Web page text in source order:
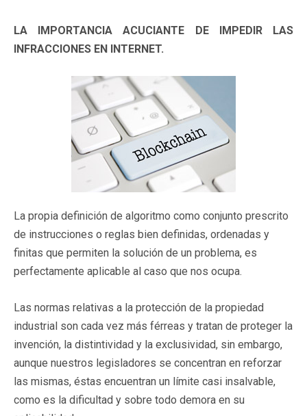
LA IMPORTANCIA ACUCIANTE DE IMPEDIR LAS
INFRACCIONES EN INTERNET.
La propia definición de algoritmo como conjunto prescrito
de instrucciones o reglas bien definidas, ordenadas y
finitas que permiten la solución de un problema, es
perfectamente aplicable al caso que nos ocupa.
Las normas relativas a la protección de la propiedad
industrial son cada vez más férreas y tratan de proteger la
invención, la distintividad y la exclusividad, sin embargo,
aunque nuestros legisladores se concentran en reforzar
las mismas, éstas encuentran un límite casi insalvable,
como es la dificultad y sobre todo demora en su